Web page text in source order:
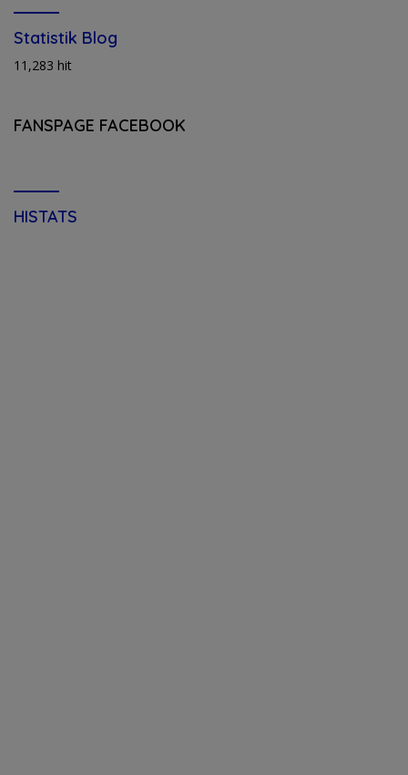
Statistik Blog
11,283 hit
FANSPAGE FACEBOOK
HISTATS